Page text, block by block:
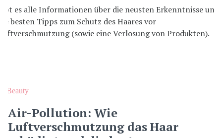
Beauty
Air-Pollution: Wie
Luftverschmutzung das Haar